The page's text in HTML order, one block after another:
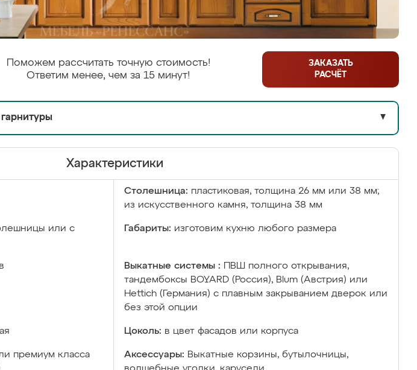
Поможем рассчитать точную стоимость!
Ответим менее, чем за 15 минут!
ЗАКАЗАТЬ
РАСЧЁТ
▼
Характеристики
Столешница: пластиковая, толщина 26 мм или 38 мм;
из искусственного камня, толщина 38 мм
или с
Габариты: изготовим кухню любого размера
Выкатные системы :
ПВШ полного открывания,
тандембоксы BOYARD (Россия), Blum (Австрия) или
Hettich (Германия) с плавным закрыванием дверок или
без этой опции
Цоколь: в цвет фасадов или корпуса
премиум класса
Аксессуары: Выкатные корзины, бутылочницы,